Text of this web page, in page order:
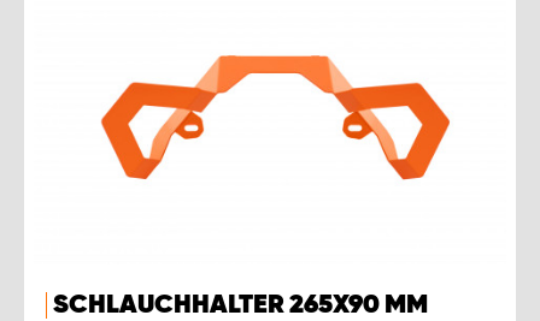
SCHLAUCHHALTER 265X90 MM